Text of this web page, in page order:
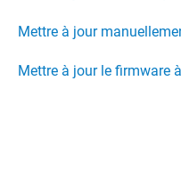
Mettre à jour
Mettre à jour le firmware